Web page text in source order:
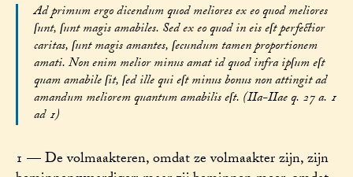
Ad primum ergo dicendum quod meliores ex eo quod meliores
ſunt, ſunt magis amabiles. Sed ex eo quod in eis eſt perfectior
caritas, ſunt magis amantes, ſecundum tamen proportionem
amati. Non enim melior minus amat id quod infra ipſum eſt
quam amabile ſit, ſed ille qui eſt minus bonus non attingit ad
amandum meliorem quantum amabilis eſt. (IIa-IIae q. 27 a. 1
ad 1)
1 — De volmaakteren, omdat ze volmaakter zijn, zijn